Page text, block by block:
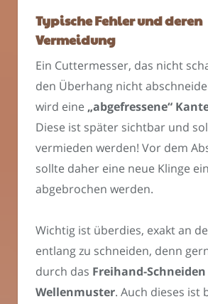
Typische Fehler und deren
Vermeidung
Ein Cuttermesser, das nicht
den Überhang nicht
wird eine „abgefressene“
Diese ist später sichtbar und
vermieden werden! Vor dem
sollte daher eine neue Klinge
abgebrochen werden.
Wichtig ist überdies, exakt an
entlang zu schneiden, denn
durch das Freihand-
Wellenmuster. Auch dieses ist